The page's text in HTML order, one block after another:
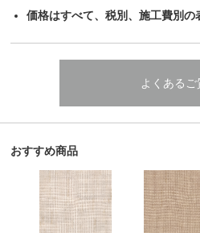
価格はすべて、税別、施工費別の
よくあるご
おすすめ商品